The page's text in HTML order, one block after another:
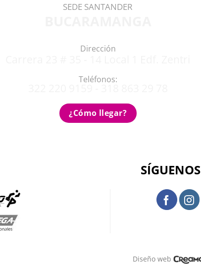
SEDE SANTANDER
Dirección
Teléfonos:
¿Cómo llegar?
SÍGUENOS
Diseño web